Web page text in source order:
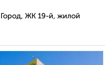
ЖК 19-й, жилой